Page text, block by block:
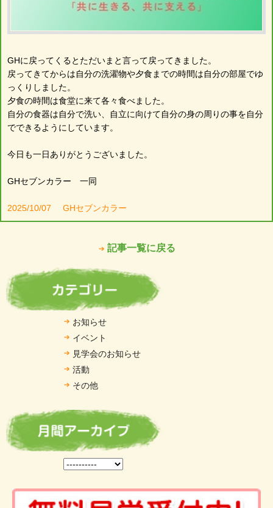
GHに戻ってくるとただいまと言って戻ってきました。
戻ってきてからは自分の洗濯物や夕食までの時間は自分の部屋でゆ
っくりしました。
夕食の時間は食堂に来て各々食べました。
自分の食器は自分で洗い、自立に向けて自分の身の周りの事を自分
でできるようにしています。
今日も一日ありがとうございました。
GHセブンカラー 一同
2025/10/07 GHセブンカラー
記事一覧に戻る
お知らせ
イベント
見学会のお知らせ
活動
その他